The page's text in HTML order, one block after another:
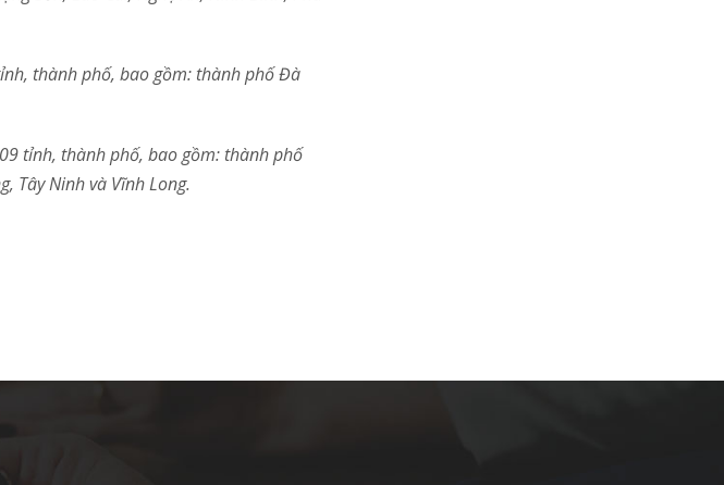
thành phố, bao gồm: thành phố Đà
tỉnh, thành phố, bao gồm: thành phố
Tây Ninh và Vĩnh Long.